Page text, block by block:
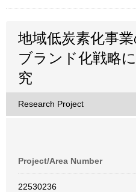
地域低炭素化事
ブランド化戦略
究
Research Project
Project/Area Number
22530236